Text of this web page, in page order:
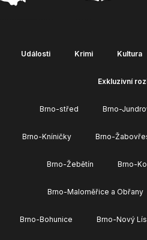
Události Krimi Kultura
Exkluzivní
Brno-střed Brno-
Brno-Kníničky Brno-
Brno-Žebětín Brno-
Brno-Maloměřice a Obřany
Brno-Bohunice Brno-Nový